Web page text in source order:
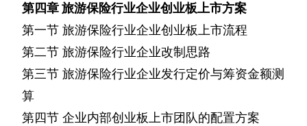
第四章旅游保险行业企业创业板上市方案
第一节 旅游保险行业企业创业板上市流程
第二节 旅游保险行业企业改制思路
第三节 旅游保险行业企业发行定价与筹资金额测
算
第四节 企业内部创业板上市团队的配置方案